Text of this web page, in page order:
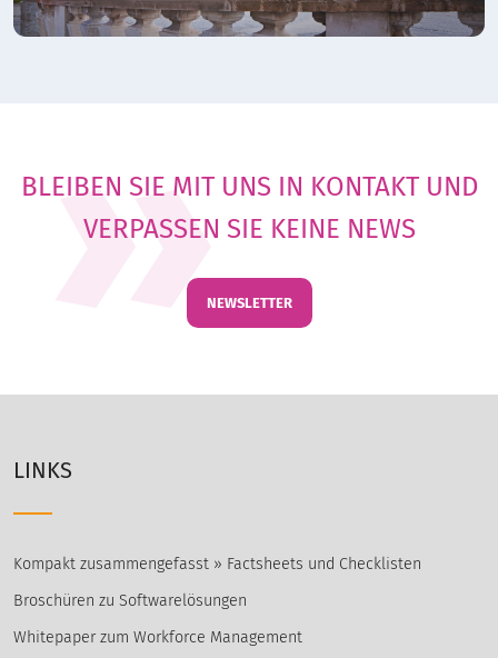
BLEIBEN SIE MIT UNS IN KONTAKT UND
VERPASSEN SIE KEINE NEWS
NEWSLETTER
LINKS
Kompakt zusammengefasst » Factsheets und Checklisten
Broschüren zu Softwarelösungen
Whitepaper zum Workforce Management